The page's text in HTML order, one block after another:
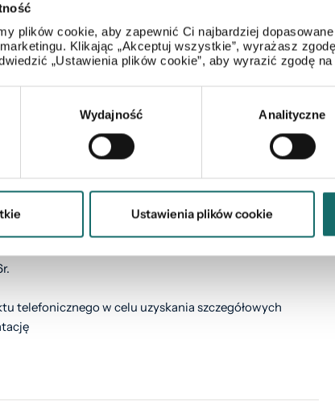
plików cookie, aby zapewnić Ci najbardziej
Klikając „Akceptuj wszystkie”, wyrażasz
„Ustawienia plików cookie”, aby wyrazić zgodę
Wydajność Analityczne
Ustawienia plików cookie
zastosowane w projekcie:
cm, styropian Termo Organika 20 cm, tynk
drewniana, dachówka ceramiczna CREATON
do Lublina (S17 - zjazd przy ul. Kusocińskiego)
ścieżki rowerowe.
telefonicznego w celu uzyskania szczegółowych